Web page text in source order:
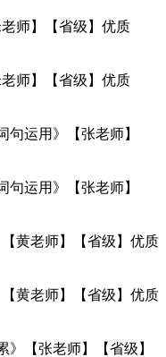
师】【省级】优质
师】【省级】优质
运用》【张老师】
运用》【张老师】
黄老师】【省级】优质
黄老师】【省级】优质
【张老师】【省级】